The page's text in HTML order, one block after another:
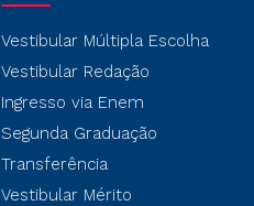
Vestibular Múltipla Escolha
Vestibular Redação
Ingresso via Enem
Segunda Graduação
Transferência
Vestibular Mérito